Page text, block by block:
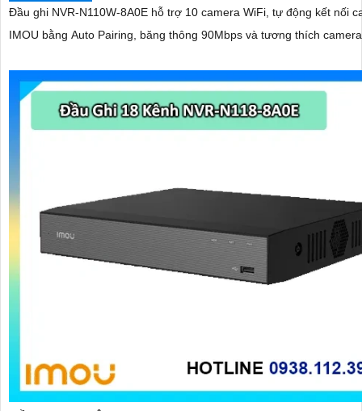
Đầu ghi NVR-N110W-8A0E hỗ trợ 10 camera WiFi, tự động kết nối
IMOU bằng Auto Pairing, băng thông 90Mbps và tương thích